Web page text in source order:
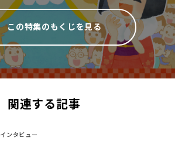
この特集のもくじを見る
関連する記事
インタビュー